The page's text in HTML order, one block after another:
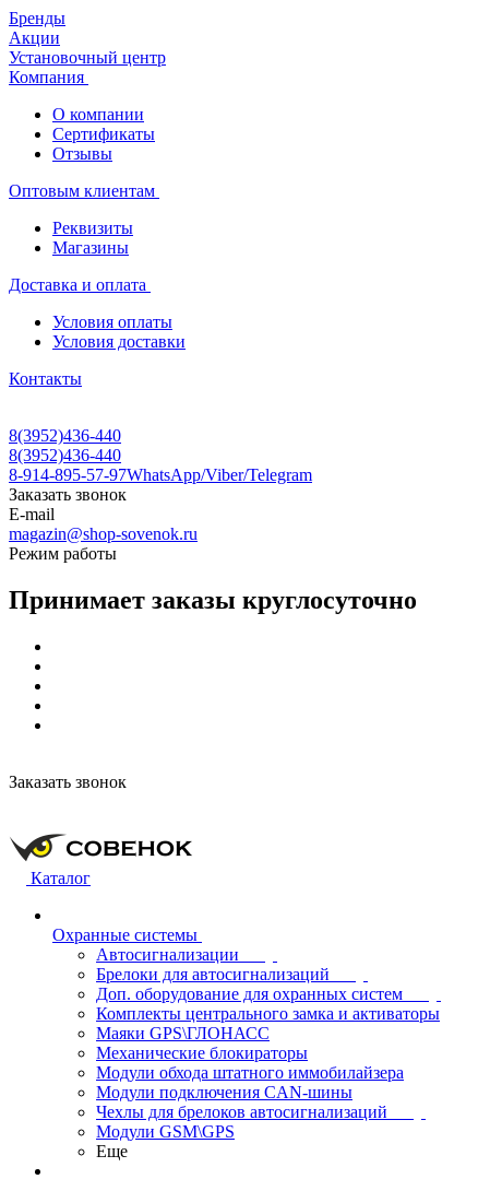
Бренды
Акции
Установочный центр
Компания
О компании
Сертификаты
Отзывы
Оптовым клиентам
Реквизиты
Магазины
Доставка и оплата
Условия оплаты
Условия доставки
Контакты
8(3952)436-440
8(3952)436-440
8-914-895-57-97WhatsApp/Viber/Telegram
Заказать звонок
E-mail
magazin@shop-sovenok.ru
Режим работы
Принимает заказы круглосуточно
Заказать звонок
Каталог
Охранные системы
Автосигнализации
Брелоки для автосигнализаций
Доп. оборудование для охранных систем
Комплекты центрального замка и активаторы
Маяки GPS\ГЛОНАСС
Механические блокираторы
Модули обхода штатного иммобилайзера
Модули подключения CAN-шины
Чехлы для брелоков автосигнализаций
Модули GSM\GPS
Еще